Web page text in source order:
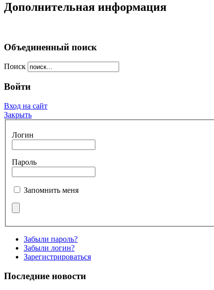
Дополнительная информация
Объединенный поиск
Поиск
Войти
Вход на сайт
Закрыть
Логин
Пароль
Запомнить меня
Забыли пароль?
Забыли логин?
Зарегистрироваться
Последние новости